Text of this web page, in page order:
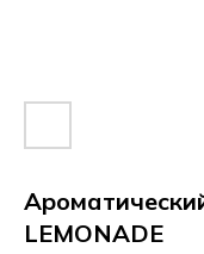
LEMONADE